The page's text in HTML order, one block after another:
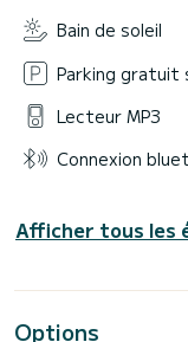
Bain de soleil
Parking gratuit
Lecteur MP3
Connexion
Afficher tous les
Options